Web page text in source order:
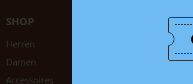
SHOP
Herren
Damen
Accessoires
Store in
Über uns